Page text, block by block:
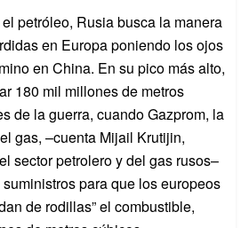
petróleo, Rusia busca la manera
en Europa poniendo los ojos
en China. En su pico más alto,
180 mil millones de metros
de la guerra, cuando Gazprom, la
gas, –cuenta Mijail Krutijin,
sector petrolero y del gas rusos–
para que los europeos
de rodillas” el combustible,